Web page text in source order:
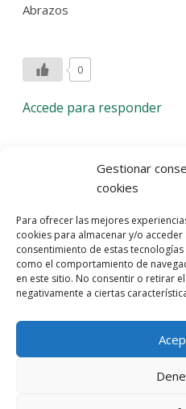
Gestionar
cookies
Para ofrecer las mejores
cookies para almacenar y/o
consentimiento de estas
como el comportamiento de
en este sitio. No consentir o retirar
negativamente a ciertas
Abrazos
0
Accede para responder
Deja una respuesta
comentario.
Entra con tu red social
He leído y acepto laPolítica de